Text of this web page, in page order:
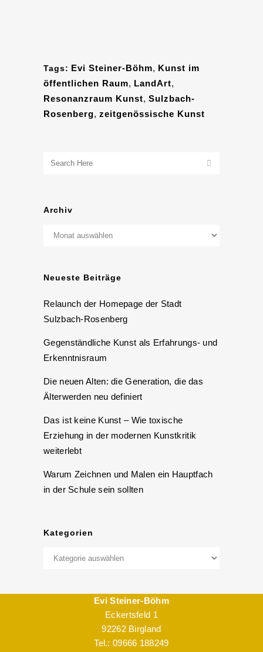
Tags: Evi Steiner-Böhm, Kunst im
öffentlichen Raum, LandArt,
Resonanzraum Kunst, Sulzbach-
Rosenberg, zeitgenössische Kunst
Archiv
Archiv
Neueste Beiträge
Relaunch der Homepage der Stadt
Sulzbach-Rosenberg
Gegenständliche Kunst als Erfahrungs- und
Erkenntnisraum
Die neuen Alten: die Generation, die das
Älterwerden neu definiert
Das ist keine Kunst – Wie toxische
Erziehung in der modernen Kunstkritik
weiterlebt
Warum Zeichnen und Malen ein Hauptfach
in der Schule sein sollten
Kategorien
Kategorien
Evi Steiner-Böhm
Eckertsfeld 1
92262 Birgland
Tel.: 09666 188249